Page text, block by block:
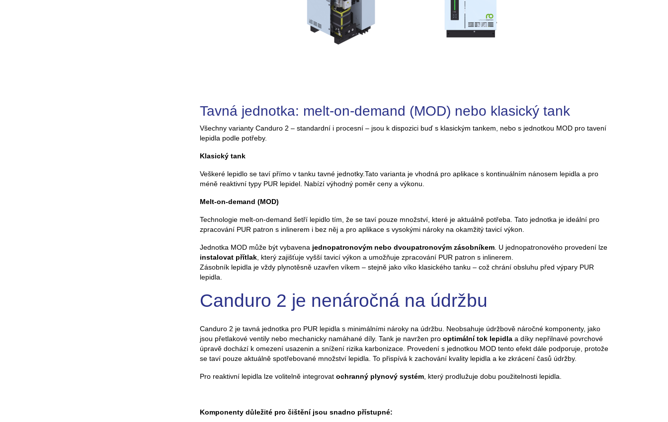
Tavná jednotka: melt-on-demand (MOD) nebo klasický tank
Všechny varianty Canduro 2 – standardní i procesní – jsou k dispozici buď s klasickým tankem, nebo s jednotkou MOD pro tavení
lepidla podle potřeby.
Klasický tank
Veškeré lepidlo se taví přímo v tanku tavné jednotky.Tato varianta je vhodná pro aplikace s kontinuálním nánosem lepidla a pro
méně reaktivní typy PUR lepidel. Nabízí výhodný poměr ceny a výkonu.
Melt-on-demand (MOD)
Technologie melt-on-demand šetří lepidlo tím, že se taví pouze množství, které je aktuálně potřeba. Tato jednotka je ideální pro
zpracování PUR patron s inlinerem i bez něj a pro aplikace s vysokými nároky na okamžitý tavicí výkon.
Jednotka MOD může být vybavena jednopatronovým nebo dvoupatronovým zásobníkem . U jednopatronového provedení lze
instalovat přítlak , který zajišťuje vyšší tavicí výkon a umožňuje zpracování PUR patron s inlinerem.
Zásobník lepidla je vždy plynotěsně uzavřen víkem – stejně jako víko klasického tanku – což chrání obsluhu před výpary PUR
lepidla.
Canduro 2 je nenáročná na údržbu
Canduro 2 je tavná jednotka pro PUR lepidla s minimálními nároky na údržbu. Neobsahuje údržbově náročné komponenty, jako
jsou přetlakové ventily nebo mechanicky namáhané díly. Tank je navržen pro optimální tok lepidla a díky nepřilnavé povrchové
úpravě dochází k omezení usazenin a snížení rizika karbonizace. Provedení s jednotkou MOD tento efekt dále podporuje, protože
se taví pouze aktuálně spotřebované množství lepidla. To přispívá k zachování kvality lepidla a ke zkrácení časů údržby.
Pro reaktivní lepidla lze volitelně integrovat ochranný plynový systém , který prodlužuje dobu použitelnosti lepidla.
Komponenty důležité pro čištění jsou snadno přístupné: